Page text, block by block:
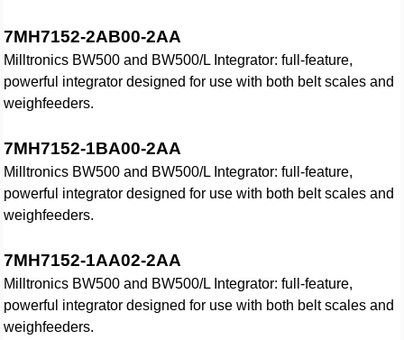
7MH7152-2AB00-2AA
Milltronics BW500 and BW500/L Integrator: full-feature,
powerful integrator designed for use with both belt scales and
weighfeeders.
7MH7152-1BA00-2AA
Milltronics BW500 and BW500/L Integrator: full-feature,
powerful integrator designed for use with both belt scales and
weighfeeders.
7MH7152-1AA02-2AA
Milltronics BW500 and BW500/L Integrator: full-feature,
powerful integrator designed for use with both belt scales and
weighfeeders.